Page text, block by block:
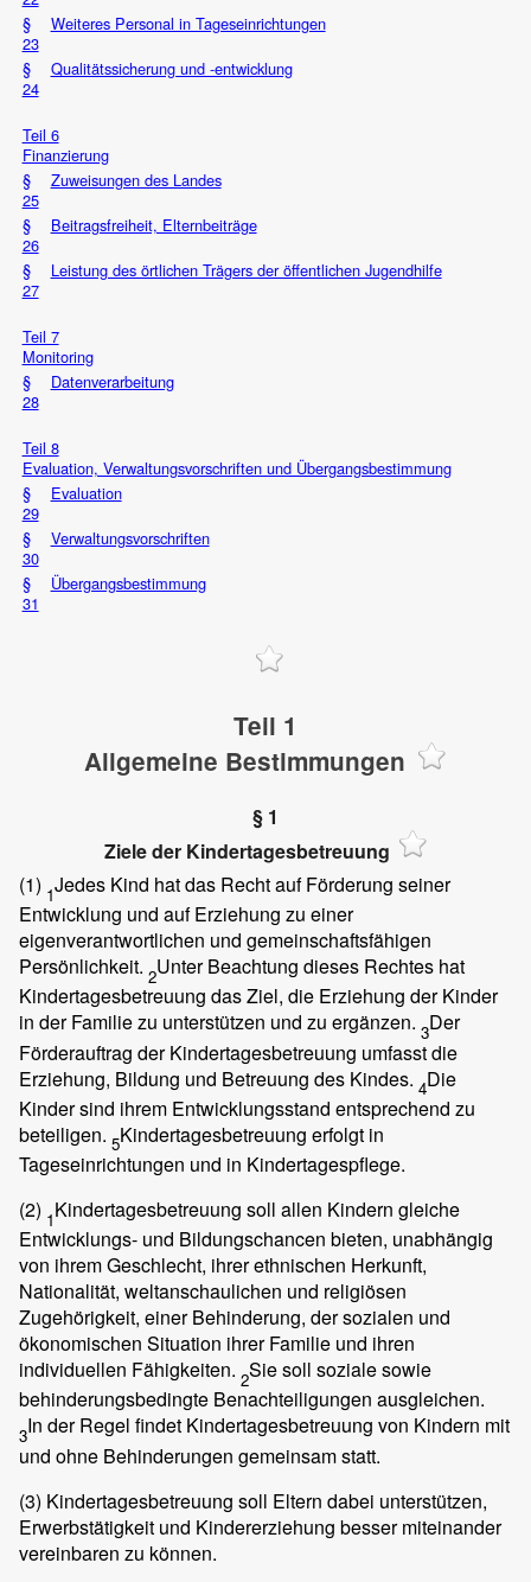
§
23
Weiteres Personal in Tageseinrichtungen
§
24
Qualitätssicherung und -entwicklung
Teil 6
Finanzierung
§
25
Zuweisungen des Landes
§
26
Beitragsfreiheit, Elternbeiträge
§
27
Leistung des örtlichen Trägers der öffentlichen Jugendhilfe
Teil 7
Monitoring
§
28
Datenverarbeitung
Teil 8
Evaluation, Verwaltungsvorschriften und Übergangsbestimmung
§
29
Evaluation
§
30
Verwaltungsvorschriften
§
31
Übergangsbestimmung
Teil 1
Allgemeine Bestimmungen
§ 1
Ziele der Kindertagesbetreuung
(1) 1Jedes Kind hat das Recht auf Förderung seiner
Entwicklung und auf Erziehung zu einer
eigenverantwortlichen und gemeinschaftsfähigen
Persönlichkeit. 2Unter Beachtung dieses Rechtes hat
Kindertagesbetreuung das Ziel, die Erziehung der Kinder
in der Familie zu unterstützen und zu ergänzen. 3Der
Förderauftrag der Kindertagesbetreuung umfasst die
Erziehung, Bildung und Betreuung des Kindes. 4Die
Kinder sind ihrem Entwicklungsstand entsprechend zu
beteiligen. 5Kindertagesbetreuung erfolgt in
Tageseinrichtungen und in Kindertagespflege.
(2) 1Kindertagesbetreuung soll allen Kindern gleiche
Entwicklungs- und Bildungschancen bieten, unabhängig
von ihrem Geschlecht, ihrer ethnischen Herkunft,
Nationalität, weltanschaulichen und religiösen
Zugehörigkeit, einer Behinderung, der sozialen und
ökonomischen Situation ihrer Familie und ihren
individuellen Fähigkeiten. 2Sie soll soziale sowie
behinderungsbedingte Benachteiligungen ausgleichen.
3In der Regel findet Kindertagesbetreuung von Kindern mit
und ohne Behinderungen gemeinsam statt.
(3) Kindertagesbetreuung soll Eltern dabei unterstützen,
Erwerbstätigkeit und Kindererziehung besser miteinander
vereinbaren zu können.